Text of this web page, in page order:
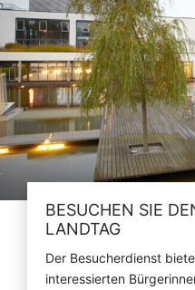
BESUCHEN SIE
LANDTAG
Der Besucherdienst
interessierten